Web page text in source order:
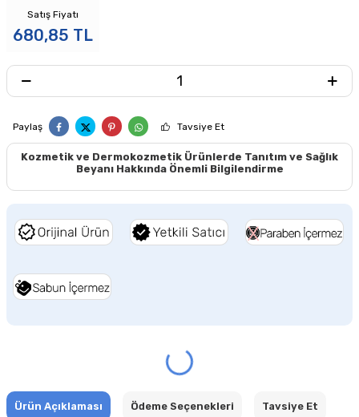
Satış Fiyatı
680,85 TL
Paylaş Tavsiye Et
Kozmetik ve Dermokozmetik Ürünlerde Tanıtım ve Sağlık
Beyanı Hakkında Önemli Bilgilendirme
Ürün Açıklaması Ödeme Seçenekleri Tavsiye Et